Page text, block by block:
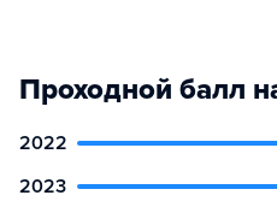
Проходной балл
2022
2023